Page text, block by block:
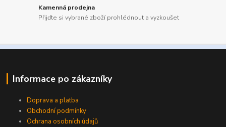
Kamenná prodejna
Přijďte si vybrané zboží prohlédnout a vyzkoušet
Informace po zákazníky
Doprava a platba
Obchodní podmínky
Ochrana osobních údajů